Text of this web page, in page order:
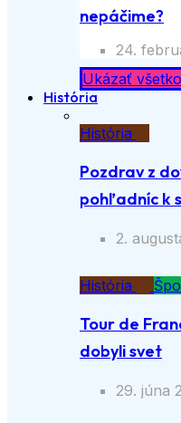
nepáčime?
24.
Ukázať všetko
História
História
Pozdrav z
pohľadníc k
2.
História
Tour de
dobyli svet
29. júna